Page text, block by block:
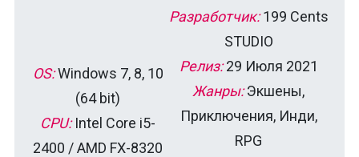
OS:Windows 7, 8, 10
(64 bit)
CPU:Intel Core i5-
2400 / AMD FX-8320
Разработчик:199 Cents
STUDIO
Релиз:29 Июля 2021
Жанры:Экшены,
Приключения, Инди,
RPG